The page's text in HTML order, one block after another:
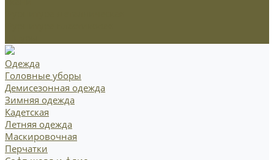
Одежда
Головные уборы
Демисезонная одежда
Зимняя одежда
Кадетская
Летняя одежда
Маскировочная
Перчатки